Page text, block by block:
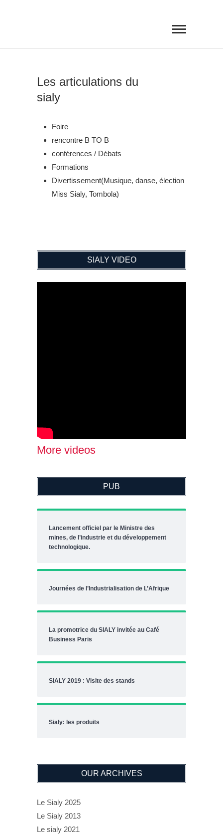
Les articulations du
sialy
Foire
rencontre B TO B
conférences / Débats
Formations
Divertissement(Musique, danse, élection
Miss Sialy, Tombola)
SIALY VIDEO
More videos
PUB
Lancement officiel par le Ministre des
mines, de l’industrie et du développement
technologique.
Journées de l’Industrialisation de L’Afrique
La promotrice du SIALY invitée au Café
Business Paris
SIALY 2019 : Visite des stands
Sialy: les produits
OUR ARCHIVES
Le Sialy 2025
Le Sialy 2013
Le sialy 2021